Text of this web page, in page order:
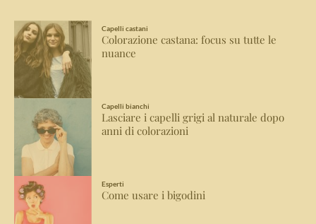
Capelli castani
Colorazione castana: focus su tutte le
nuance
Capelli bianchi
Lasciare i capelli grigi al naturale dopo
anni di colorazioni
Esperti
Come usare i bigodini